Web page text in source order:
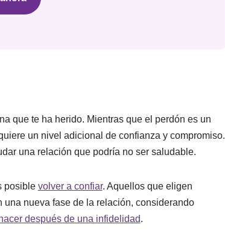
que te ha herido. Mientras que el perdón es un
un nivel adicional de confianza y compromiso.
una relación que podría no ser saludable.
posible volver a confiar. Aquellos que eligen
nueva fase de la relación, considerando
después de una infidelidad.